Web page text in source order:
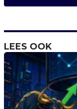
LEES OOK